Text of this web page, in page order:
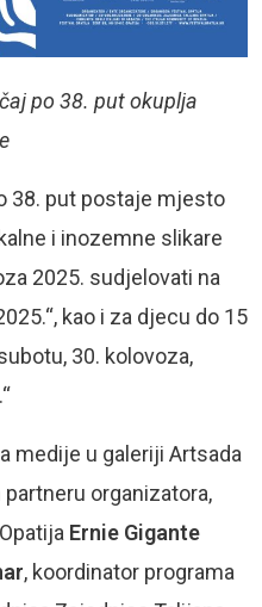
po 38. put okuplja
38. put postaje mjesto
i inozemne slikare
2025. sudjelovati na
kao i za djecu do 15
30. kolovoza,
medije u galeriji Artsada
organizatora,
Ernie Gigante
, koordinator programa